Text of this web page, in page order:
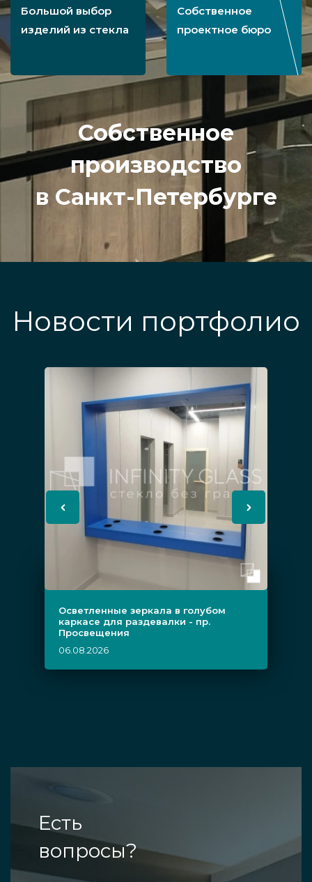
Большой выбор
изделий из стекла
Собственное
проектное бюро
Собственное
производство
в Санкт-Петербурге
Новости портфолио
Осветленные зеркала в голубом
каркасе для раздевалки - пр.
Просвещения
06.08.2026
Есть
вопросы?